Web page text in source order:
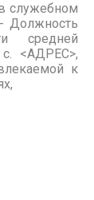
служебном
Должность
средней
<АДРЕС>,
к